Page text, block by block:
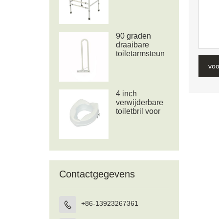
90 graden
draaibare
toiletarmsteun
4 inch
verwijderbare
toiletbril voor
Contactgegevens
 +86-13923267361